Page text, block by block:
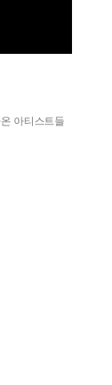
아티스트들